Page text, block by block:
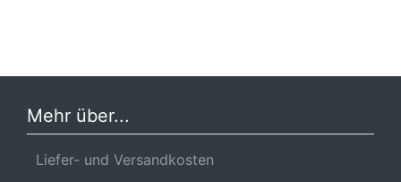
Mehr über...
Liefer- und Versandkosten